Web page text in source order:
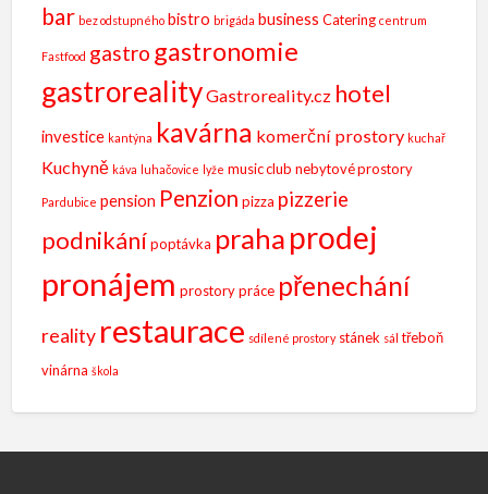
bar bez odstupného bistro brigáda business Catering centrum
Fastfood gastro gastronomie
gastrorealityGastroreality.cz hotel
investice kantýna kavárna komerční prostory kuchař
Kuchyně káva luhačovice lyže music club nebytové prostory
Pardubice pension Penzion pizza pizzerie
podnikání poptávka praha prodej
pronájem prostory práce přenechání
reality restaurace sdílené prostory stánek sál třeboň
vinárna škola